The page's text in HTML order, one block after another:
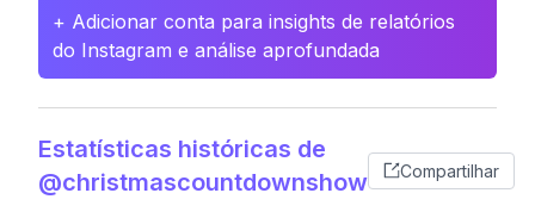
+ Adicionar conta para insights de relatórios
do Instagram e análise aprofundada
Estatísticas históricas de
@christmascountdownshow
Compartilhar